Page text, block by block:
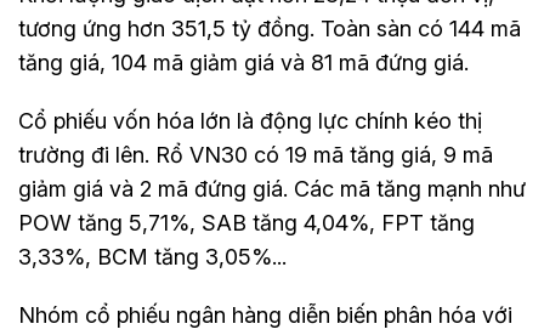
tương ứng hơn 351,5 tỷ đồng. Toàn sàn có 144 mã
tăng giá, 104 mã giảm giá và 81 mã đứng giá.
Cổ phiếu vốn hóa lớn là động lực chính kéo thị
trường đi lên. Rổ VN30 có 19 mã tăng giá, 9 mã
giảm giá và 2 mã đứng giá. Các mã tăng mạnh như
POW tăng 5,71%, SAB tăng 4,04%, FPT tăng
3,33%, BCM tăng 3,05%...
Nhóm cổ phiếu ngân hàng diễn biến phân hóa với